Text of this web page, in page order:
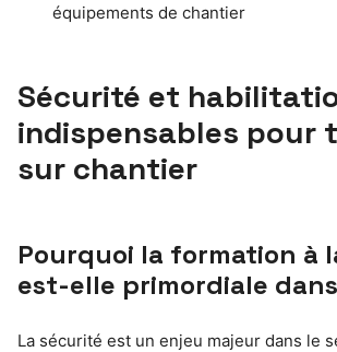
équipements de chantier
Sécurité et
indispensables pour
sur chantier
Pourquoi la formation à
est-elle primordiale dans
La sécurité est un enjeu majeur dans le